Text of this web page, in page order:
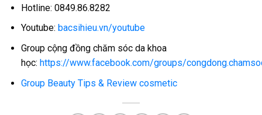
Hotline: 0849.86.8282
Youtube: bacsihieu.vn/youtube
Group cộng đồng chăm sóc da khoa
học: https://www.facebook.com/groups/
Group Beauty Tips & Review cosmetic